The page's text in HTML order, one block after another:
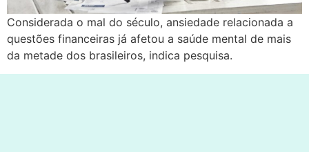
Considerada o mal do século, ansiedade relacionada a
questões financeiras já afetou a saúde mental de mais
da metade dos brasileiros, indica pesquisa.